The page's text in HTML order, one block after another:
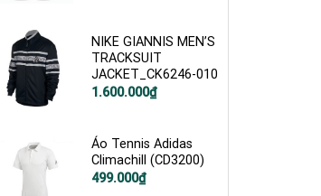
399.000₫.
NIKE GIANNIS MEN’S
TRACKSUIT
JACKET_CK6246-010
Giá
1.600.000₫
Giá
1.600.000₫.
Áo Tennis Adidas
Climachill (CD3200)
Giá
499.000₫
Giá